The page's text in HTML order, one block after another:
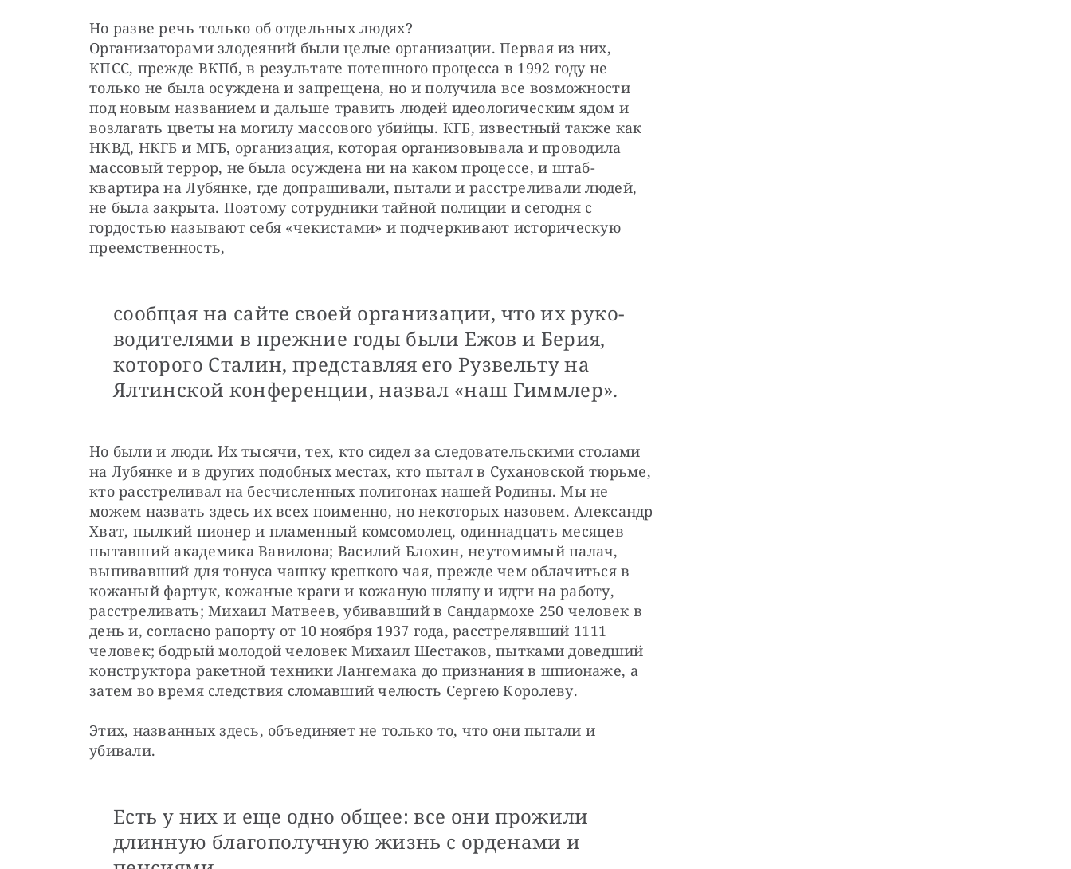
Но разве речь только об отдельных людях?
Организаторами злодеяний были целые организации. Первая из них,
КПСС, прежде ВКПб, в результате потешного процесса в 1992 году не
только не была осуждена и запрещена, но и получила все возможности
под новым названием и дальше травить людей идеологическим ядом и
возлагать цветы на могилу массового убийцы. КГБ, известный также как
НКВД, НКГБ и МГБ, организация, которая организовывала и проводила
массовый террор, не была осуждена ни на каком процессе, и штаб-
квартира на Лубянке, где допрашивали, пытали и расстреливали людей,
не была закрыта. Поэтому сотрудники тайной полиции и сегодня с
гордостью называют себя «чекистами» и подчеркивают историческую
преемственность,
сообщая на сайте своей организации, что их руко­
водителями в прежние годы были Ежов и Берия,
которого Сталин, представляя его Рузвельту на
Ялтинской конференции, назвал «наш Гиммлер».
Но были и люди. Их тысячи, тех, кто сидел за следовательскими столами
на Лубянке и в других подобных местах, кто пытал в Сухановской тюрьме,
кто расстреливал на бесчисленных полигонах нашей Родины. Мы не
можем назвать здесь их всех поименно, но некоторых назовем. Александр
Хват, пылкий пионер и пламенный комсомолец, одиннадцать месяцев
пытавший академика Вавилова; Василий Блохин, неутомимый палач,
выпивавший для тонуса чашку крепкого чая, прежде чем облачиться в
кожаный фартук, кожаные краги и кожаную шляпу и идти на работу,
расстреливать; Михаил Матвеев, убивавший в Сандармохе 250 человек в
день и, согласно рапорту от 10 ноября 1937 года, расстрелявший 1111
человек; бодрый молодой человек Михаил Шестаков, пытками доведший
конструктора ракетной техники Лангемака до признания в шпионаже, а
затем во время следствия сломавший челюсть Сергею Королеву.
Этих, названных здесь, объединяет не только то, что они пытали и
убивали.
Есть у них и еще одно общее: все они прожили
длинную благополучную жизнь с орденами и